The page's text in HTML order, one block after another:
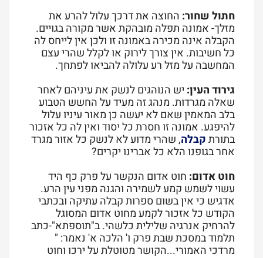
חתול שחור: החוצה את דרכך עלול להרע את
מזלך- אמונה תפלה מובהקת אשר מקורה בגויים.
הקבלה אינה מכירה באמונה זו ולכן אין לייחס לה
כל חשיבות. אין צורך לירוק או לקלל שהרי עצם
המחשבה על מזל רע עלולה להביאו לפתחך.
גירוד העין: יש הנוהגים לנשק את עיניהם לאחר
שאלה מגרדות. מנהג זה מעיד על החשש הטבוע
בלב המאמין שאם לא יעשה כן מאור עיניו עלול
להיפגע. אמונה זו חסרת כל יסוד ואין לה כל אזכור
בתורתקבלה, שהרי מדוע לא לנשק כל אזור מגרד
אחר בגופנו הלא כל אברינו יקרים?
חוט אדום: חוט אדום הנקשר על פרק כף היד
עשוי לשמש קמע לשמירה והגנה מפני עין הרע.
אדגיש כי אין בשום ספרות קבלה עתיקה ובכתבי
הקודש כל אזכור לקמע מחוט אדום המסוגל
להרחיק אנרגיה שלילית כלשהי. ב"תוספתא"-כתב
תלמוד במסכת שבת פרק ו' הלכה א' נאמר: "
מרדכי האמורי...הקושר מטוטלת על ירכו וחוט